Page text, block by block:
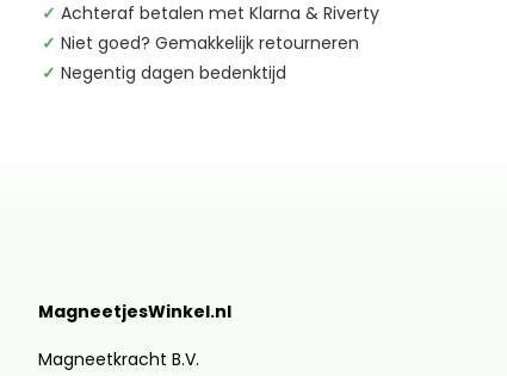
✓ Achteraf betalen met Klarna & Riverty
✓ Niet goed? Gemakkelijk retourneren
✓ Negentig dagen bedenktijd
MagneetjesWinkel.nl
Magneetkracht B.V.